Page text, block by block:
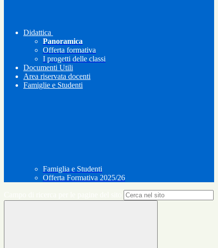
Didattica
Panoramica
Offerta formativa
I progetti delle classi
Documenti Utili
Area riservata docenti
Famiglie e Studenti
Famiglia e Studenti
Offerta Formativa 2025/26